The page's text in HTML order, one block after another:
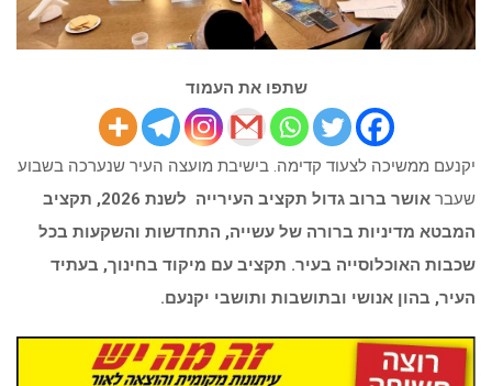
שתפו את העמוד
יקנעם ממשיכה לצעוד קדימה. בישיבת מועצה העיר שנערכה בשבוע
שעבר
אושר ברוב גדול תקציב העירייה לשנת 2026, תקציב
המבטא מדיניות ברורה של עשייה, התחדשות והשקעות בכל
שכבות האוכלוסייה בעיר. תקציב עם מיקוד בחינוך, בעתיד
העיר, בהון אנושי ובתושבות ותושבי יקנעם.